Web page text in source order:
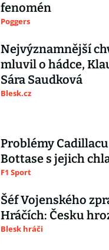
fenomén
Poggers
Nejvýznamnější
mluvil o hádce,
Sára Saudková
Blesk.cz
Problémy
Bottase s jejich
F1 Sport
Šéf Vojenského
Hráčích: Česku
Blesk hráči